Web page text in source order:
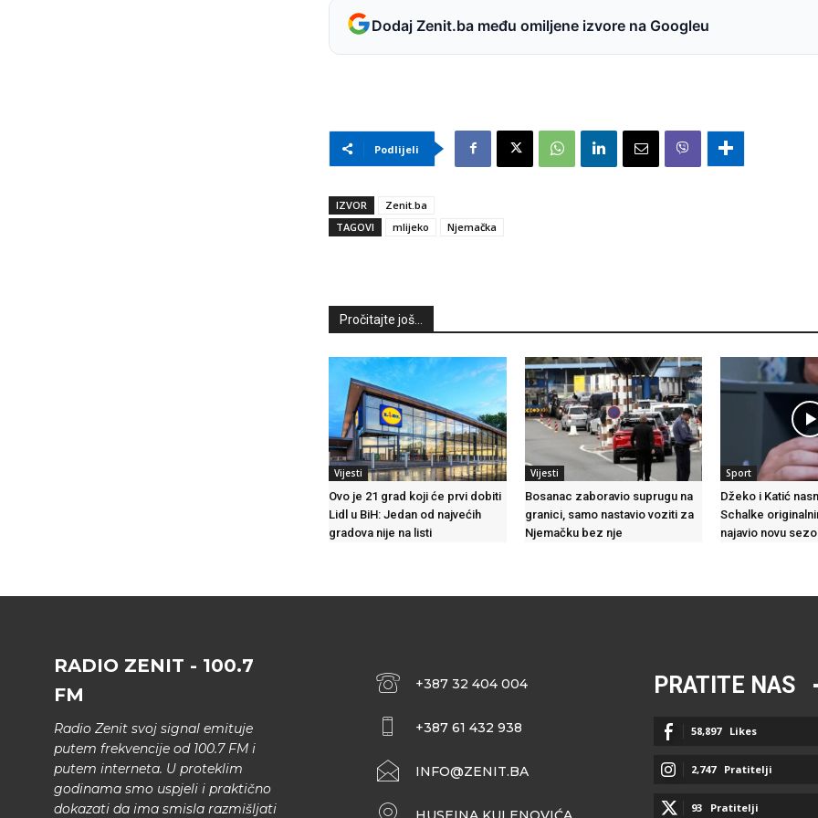
Dodaj Zenit.ba među omiljene izvore na Googleu
Podlijeli
IZVOR
Zenit.ba
TAGOVI
mlijeko Njemačka
Pročitajte još...
Vijesti
Ovo je 21 grad koji će prvi dobiti
Lidl u BiH: Jedan od najvećih
gradova nije na listi
Vijesti
Bosanac zaboravio suprugu na
granici, samo nastavio voziti za
Njemačku bez nje
Sport
Džeko i Katić
Schalke
najavio novu
RADIO ZENIT - 100.7
FM
Radio Zenit svoj signal emituje
putem frekvencije od 100.7 FM i
putem interneta. U proteklim
godinama smo uspjeli i praktično
dokazati da ima smisla razmišljati
+387 32 404 004
+387 61 432 938
INFO@ZENIT.BA
PRATITE NAS
58,897 Likes
2,747 Pratitelji
93 Pratitelji